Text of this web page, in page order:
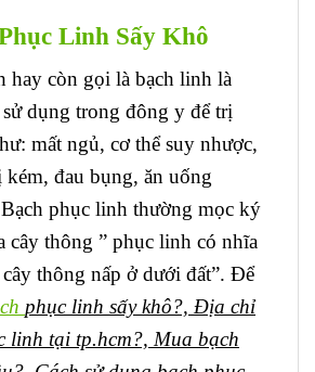
Linh Sấy Khô
hay còn gọi là bạch linh là
dụng trong đông y để trị
mất ngủ, cơ thể suy nhược,
đau bụng, ăn uống
phục linh thường mọc ký
cây thông ” phục linh có nhĩa
thông nấp ở dưới đất”. Để
phục linh sấy khô?, Địa chỉ
linh tại tp.hcm?, Mua bạch